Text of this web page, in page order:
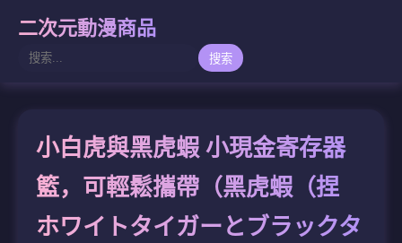
二次元動漫商品
搜索
小白虎與黑虎蝦 小現金寄存器
籃，可輕鬆攜帶（黑虎蝦（捏
ホワイトタイガーとブラックタ